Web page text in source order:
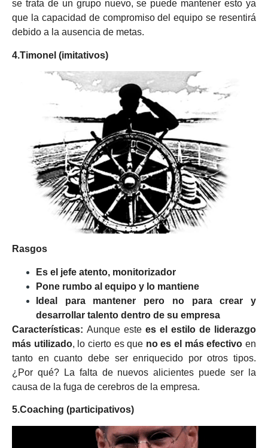
se trata de un grupo nuevo, se puede mantener esto ya
que la capacidad de compromiso del equipo se resentirá
debido a la ausencia de metas.
4.Timonel (imitativos)
Rasgos
Es el jefe atento, monitorizador
Pone rumbo al equipo y lo mantiene
Ideal para mantener pero no para crear y
desarrollar talento dentro de su empresa
Características: Aunque este es el estilo de liderazgo
más utilizado, lo cierto es que no es el más efectivo en
tanto en cuanto debe ser enriquecido por otros tipos.
¿Por qué? La falta de nuevos alicientes puede ser la
causa de la fuga de cerebros de la empresa.
5.Coaching (participativos)